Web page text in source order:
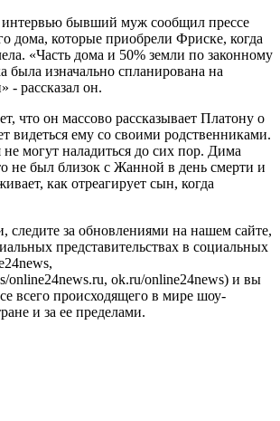
бывший муж сообщил прессе
дома, которые приобрели Фриске, когда
«Часть дома и 50% земли по законному
была изначально спланирована на
- рассказал он.
что он массово рассказывает Платону о
видеться ему со своими родственниками.
могут наладиться до сих пор. Дима
не был близок с Жанной в день смерти и
как отреагирует сын, когда
следите за обновлениями на нашем сайте,
представительствах в социальных
online24news.ru, ok.ru/online24news) и вы
всего происходящего в мире шоу-
и за ее пределами.